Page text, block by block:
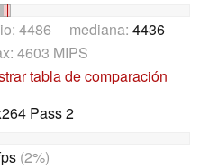
4486 mediana: 4436
4603 MIPS
tabla de comparación
Pass 2
(2%)